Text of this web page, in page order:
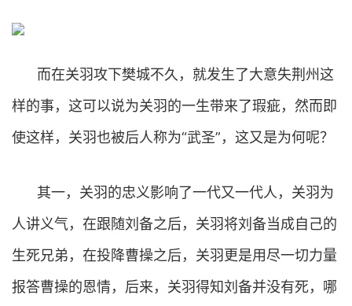
而在关羽攻下樊城不久，就发生了大意失荆州这
样的事，这可以说为关羽的一生带来了瑕疵，然而即
使这样，关羽也被后人称为“武圣”，这又是为何呢？
其一，关羽的忠义影响了一代又一代人，关羽为
人讲义气，在跟随刘备之后，关羽将刘备当成自己的
生死兄弟，在投降曹操之后，关羽更是用尽一切力量
报答曹操的恩情，后来，关羽得知刘备并没有死，哪